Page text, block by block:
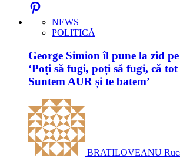
NEWS
POLITICĂ
George Simion îl pune la zid
‘Poți să fugi, poți să fugi, că
Suntem AUR și te batem’
BRATILOVEANU